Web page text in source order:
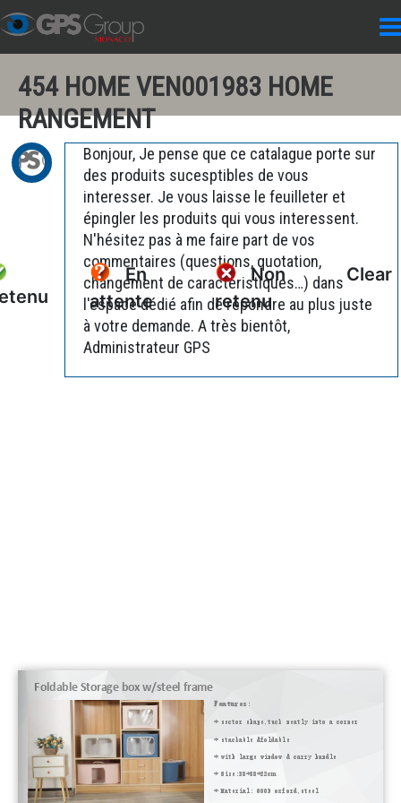
454 HOME VEN001983 HOME
RANGEMENT
En
attente
Non
retenu
Clear
Bonjour, Je pense que ce catalague porte sur
des produits sucesptibles de vous
interesser. Je vous laisse le feuilleter et
épingler les produits qui vous interessent.
N'hésitez pas à me faire part de vos
commentaires (questions, quotation,
changement de caractéristiques…) dans
l'espace dédié afin de répondre au plus juste
à votre demande. A très bientôt,
Administrateur GPS